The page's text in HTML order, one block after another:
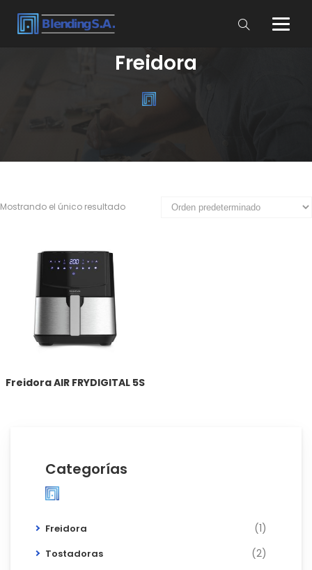
Freidora
Mostrando el único resultado
Freidora AIR FRYDIGITAL 5S
Categorías
Freidora (1)
Tostadoras (2)